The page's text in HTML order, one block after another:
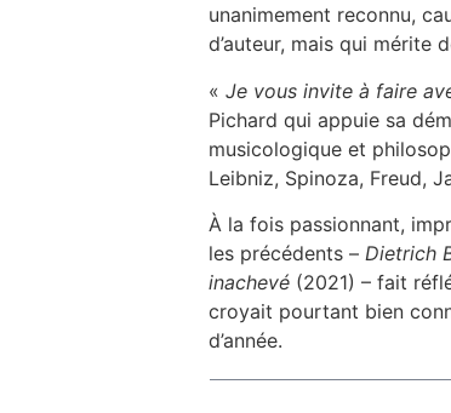
unanimement reconnu,
d’auteur, mais qui mérite
« Je vous invite à faire
Pichard qui appuie sa
musicologique et
Leibniz, Spinoza, Freud,
À la fois passionnant,
les précédents – Dietrich
inachevé (2021) – fait
croyait pourtant bien
d’année.